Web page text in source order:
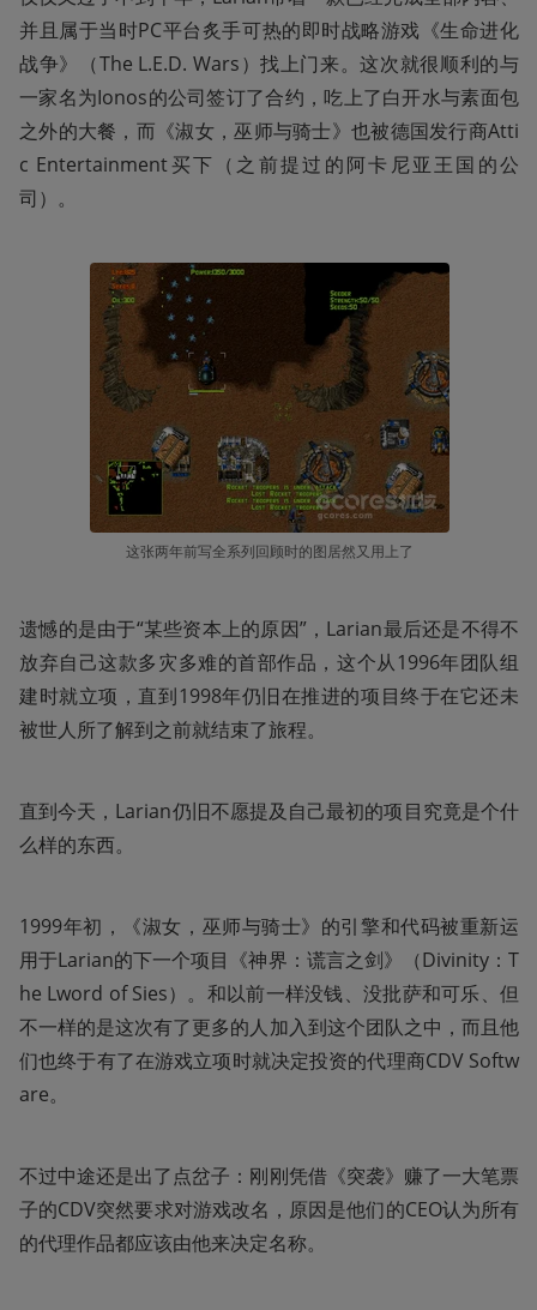
并且属于当时PC平台炙手可热的即时战略游戏《生命进化
战争》（The L.E.D. Wars）找上门来。这次就很顺利的与
一家名为Ionos的公司签订了合约，吃上了白开水与素面包
之外的大餐，而《淑女，巫师与骑士》也被德国发行商Atti
c Entertainment买下（之前提过的阿卡尼亚王国的公
司）。
这张两年前写全系列回顾时的图居然又用上了
遗憾的是由于“某些资本上的原因”，Larian最后还是不得不
放弃自己这款多灾多难的首部作品，这个从1996年团队组
建时就立项，直到1998年仍旧在推进的项目终于在它还未
被世人所了解到之前就结束了旅程。
直到今天，Larian仍旧不愿提及自己最初的项目究竟是个什
么样的东西。
1999年初，《淑女，巫师与骑士》的引擎和代码被重新运
用于Larian的下一个项目《神界：谎言之剑》（Divinity：T
he Lword of Sies）。和以前一样没钱、没批萨和可乐、但
不一样的是这次有了更多的人加入到这个团队之中，而且他
们也终于有了在游戏立项时就决定投资的代理商CDV Softw
are。
不过中途还是出了点岔子：刚刚凭借《突袭》赚了一大笔票
子的CDV突然要求对游戏改名，原因是他们的CEO认为所有
的代理作品都应该由他来决定名称。